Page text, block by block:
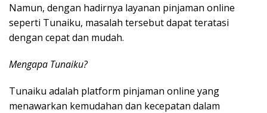
Namun, dengan hadirnya layanan pinjaman online
seperti Tunaiku, masalah tersebut dapat teratasi
dengan cepat dan mudah.
Mengapa Tunaiku?
Tunaiku adalah platform pinjaman online yang
menawarkan kemudahan dan kecepatan dalam